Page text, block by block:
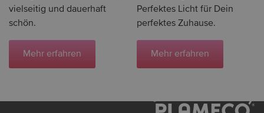
vielseitig und dauerhaft
schön.
Mehr erfahren
Perfektes Licht für Dein
perfektes Zuhause.
Mehr erfahren